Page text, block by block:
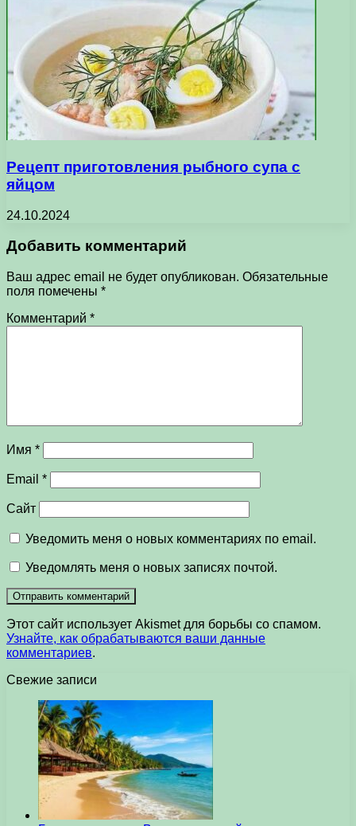
Рецепт приготовления рыбного супа с
яйцом
24.10.2024
Добавить комментарий
Ваш адрес email не будет опубликован. Обязательные
поля помечены *
Комментарий *
Имя *
Email *
Сайт
Уведомить меня о новых комментариях по email.
Уведомлять меня о новых записях почтой.
Этот сайт использует Akismet для борьбы со спамом.
Узнайте, как обрабатываются ваши данные
комментариев.
Свежие записи